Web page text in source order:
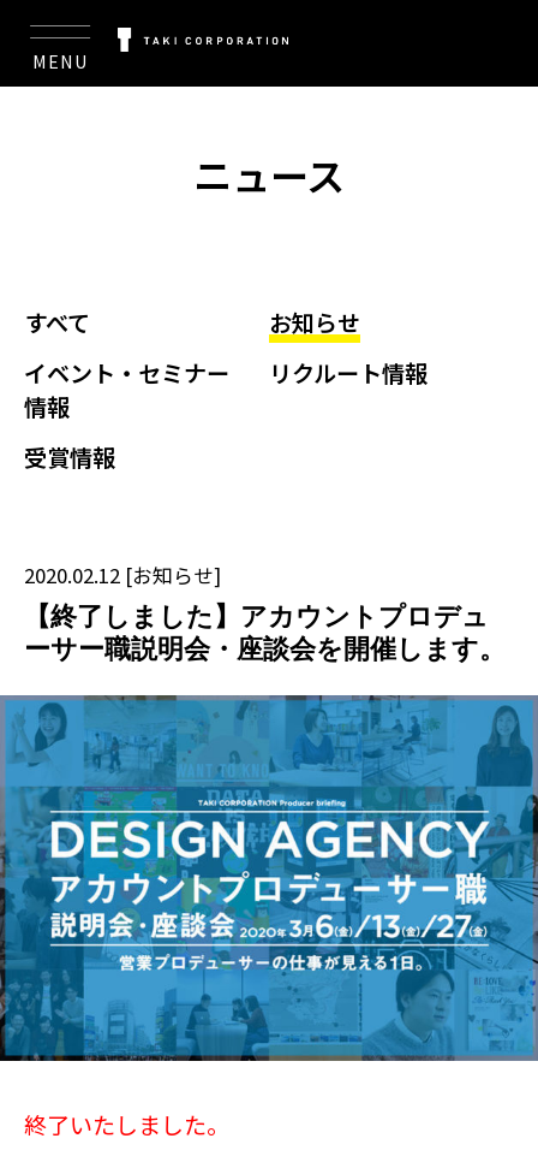
MENU
ニュース
すべて
お知らせ
イベント・セミナー
情報
リクルート情報
受賞情報
2020.02.12 [お知らせ]
【終了しました】アカウントプロデュ
ーサー職説明会・座談会を開催します。
終了いたしました。